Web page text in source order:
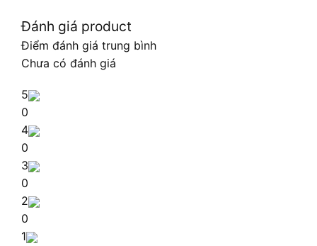
Đánh giá product
Điểm đánh giá trung bình
Chưa có đánh giá
5
0
4
0
3
0
2
0
1